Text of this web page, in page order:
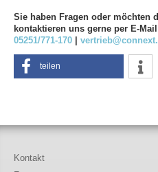
Sie haben Fragen oder möchten
kontaktieren uns gerne per E-
05251/771-170 |
teilen
Kontakt